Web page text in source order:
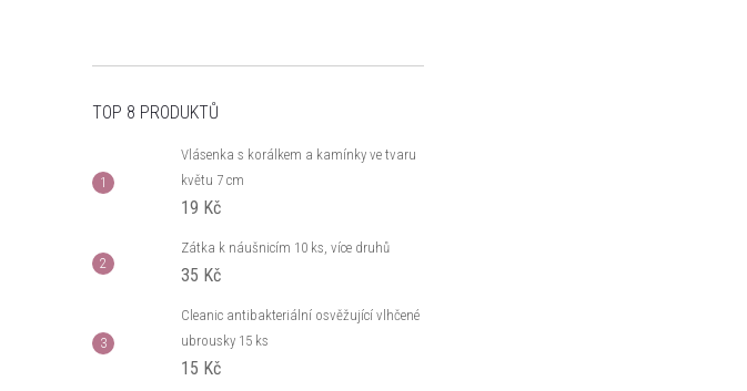
TOP 8 PRODUKTŮ
Vlásenka s korálkem a kamínky ve tvaru
květu 7 cm
19 Kč
Zátka k náušnicím 10 ks, více druhů
35 Kč
Cleanic antibakteriální osvěžující vlhčené
ubrousky 15 ks
15 Kč